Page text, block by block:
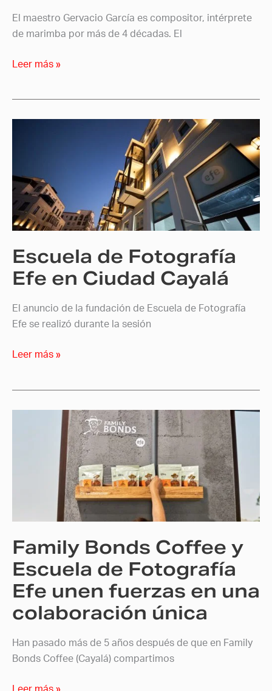
El maestro Gervacio García es compositor, intérprete
de marimba por más de 4 décadas. El
la
Marimba»
Leer más »
Escuela de Fotografía
Efe en Ciudad Cayalá
El anuncio de la fundación de Escuela de Fotografía
Efe se realizó durante la sesión
Efe
en
Ciudad
Cayalá
Leer más »
Family Bonds Coffee y
Escuela de Fotografía
Efe unen fuerzas en una
colaboración única
Han pasado más de 5 años después de que en Family
Bonds Coffee (Cayalá) compartimos
Fotografía
unen
en
una
colaboración
única